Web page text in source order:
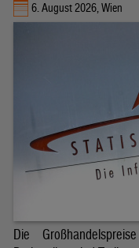
6. August 2026, Wien
Die